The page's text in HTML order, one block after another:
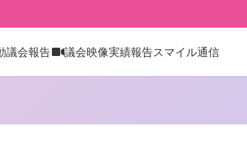
議会報告 議会映像実績報告スマイル通信